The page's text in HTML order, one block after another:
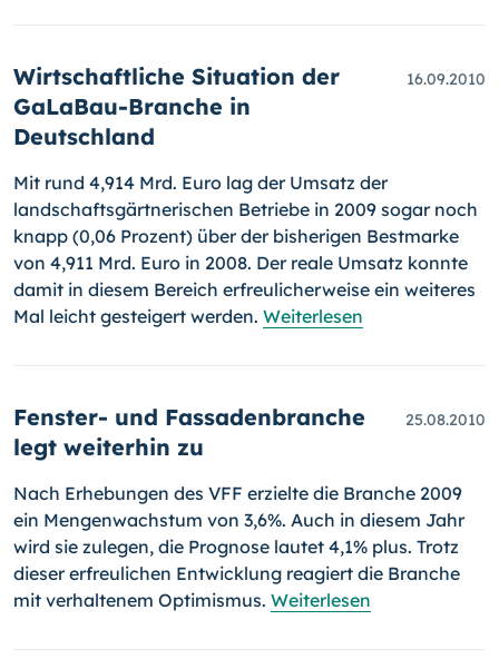
Wirtschaftliche Situation der
GaLaBau-Branche in
Deutschland
16.09.2010
Mit rund 4,914 Mrd. Euro lag der Umsatz der
landschaftsgärtnerischen Betriebe in 2009 sogar noch
knapp (0,06 Prozent) über der bisherigen Bestmarke
von 4,911 Mrd. Euro in 2008. Der reale Umsatz konnte
damit in diesem Bereich erfreulicherweise ein weiteres
Mal leicht gesteigert werden. Weiterlesen
Fenster- und Fassadenbranche
legt weiterhin zu
25.08.2010
Nach Erhebungen des VFF erzielte die Branche 2009
ein Mengen­wachs­tum von 3,6%. Auch in diesem Jahr
wird sie zulegen, die Prognose lau­tet 4,1% plus. Trotz
dieser erfreulichen Entwicklung reagiert die Bran­che
mit verhaltenem Optimismus. Weiterlesen